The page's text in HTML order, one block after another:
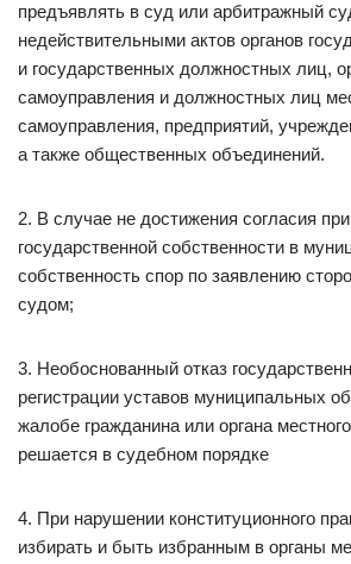
предъявлять в суд или арбитражный
недействительными актов органов
и государственных должностных лиц,
самоуправления и должностных лиц
самоуправления, предприятий,
а также общественных объединений.
2. В случае не достижения согласия
государственной собственности в
собственность спор по заявлению
судом;
3. Необоснованный отказ
регистрации уставов муниципальных
жалобе гражданина или органа
решается в судебном порядке
4. При нарушении конституционного
избирать и быть избранным в органы